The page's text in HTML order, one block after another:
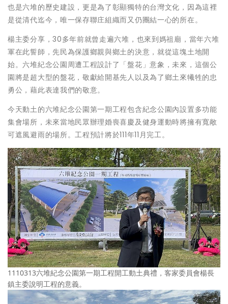
也是六堆的歷史建設，更是為了彰顯獨特的台灣文化，因為這裡
是從清代迄今，唯一保存聯庄組織而又仍團結一心的所在。
楊主委分享，30多年前就曾走遍六堆，也來到媽祖廟，當年六堆
軍在此誓師，先民為保護鄉親與鄉土的決意，就從這塊土地開
始。六堆紀念公園周遭工程設計了「盤花」意象，未來，這個公
園將是超大型的盤花，敬獻給開基先人以及為了鄉土來犧牲的忠
勇公，藉此表達我們的敬意。
今天動土的六堆紀念公園第一期工程包含紀念公園內設置多功能
集會場所，未來當地民眾辦理婚喪喜慶及健身運動時將擁有寬敞
可遮風避雨的場所。工程預計將於111年11月完工。
1110313六堆紀念公園第一期工程開工動土典禮，客家委員會楊長
鎮主委說明工程的意義。